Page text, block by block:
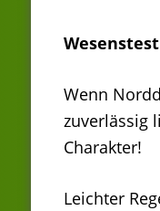
Wenn
zuverlässig
Charakter!
Leichter